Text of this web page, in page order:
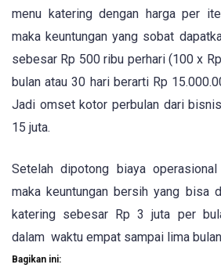
menu katering dengan harga per
maka keuntungan yang sobat
sebesar Rp 500 ribu perhari (100 x
bulan atau 30 hari berarti Rp
Jadi omset kotor perbulan dari
15 juta.
Setelah dipotong biaya
maka keuntungan bersih yang bisa
katering sebesar Rp 3 juta per
dalam waktu empat sampai lima
Bagikan ini: